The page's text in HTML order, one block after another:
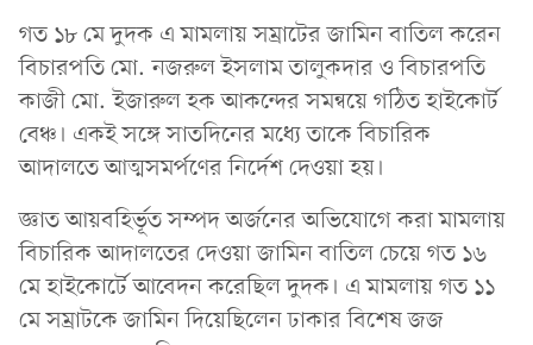
গত ১৮ মে দুদক এ মামলায় সম্রাটের জামিন বাতিল করেন
বিচারপতি মো. নজরুল ইসলাম তালুকদার ও বিচারপতি
কাজী মো. ইজারুল হক আকন্দের সমন্বয়ে গঠিত হাইকোর্ট
বেঞ্চ। একই সঙ্গে সাতদিনের মধ্যে তাকে বিচারিক
আদালতে আত্মসমর্পণের নির্দেশ দেওয়া হয়।
জ্ঞাত আয়বহির্ভূত সম্পদ অর্জনের অভিযোগে করা মামলায়
বিচারিক আদালতের দেওয়া জামিন বাতিল চেয়ে গত ১৬
মে হাইকোর্টে আবেদন করেছিল দুদক। এ মামলায় গত ১১
মে সম্রাটকে জামিন দিয়েছিলেন ঢাকার বিশেষ জজ